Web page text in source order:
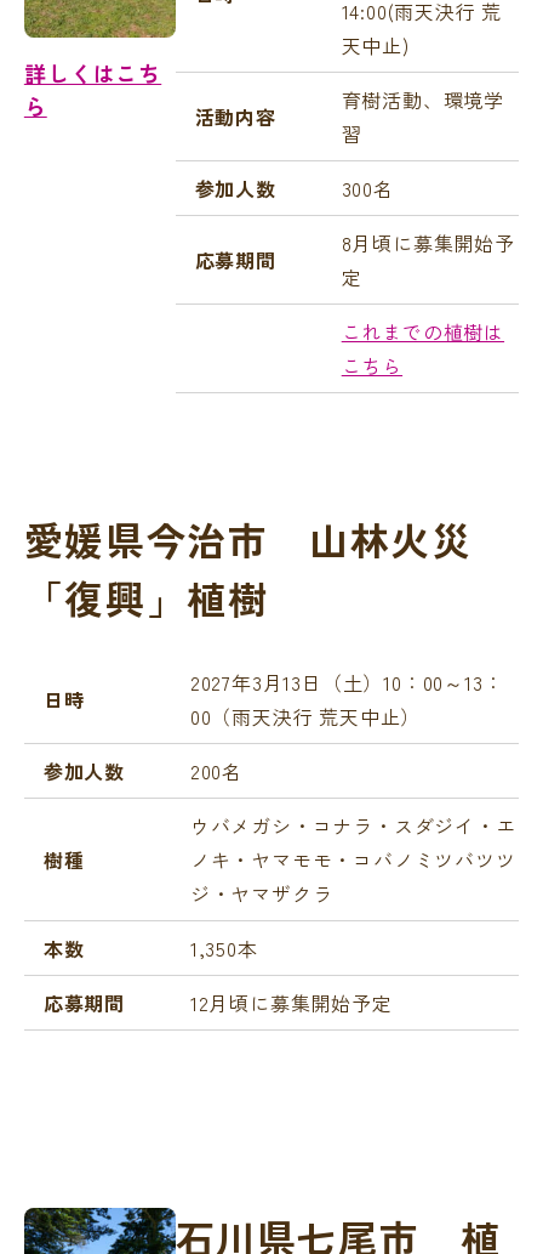
詳しくはこち
ら
14:00(雨天決行 荒
天中止)
活動内容
育樹活動、環境学
習
参加人数
300名
応募期間
8月頃に募集開始予
定
これまでの植樹は
こちら
愛媛県今治市 山林火災
「復興」植樹
日時
2027年3月13日（土）10：00～13：
00（雨天決行 荒天中止）
参加人数
200名
樹種
ウバメガシ・コナラ・スダジイ・エ
ノキ・ヤマモモ・コバノミツバツツ
ジ・ヤマザクラ
本数
1,350本
応募期間
12月頃に募集開始予定
石川県七尾市 植